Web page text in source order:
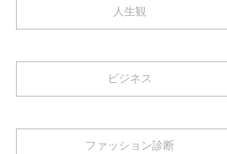
人生観
ビジネス
ファッション診断